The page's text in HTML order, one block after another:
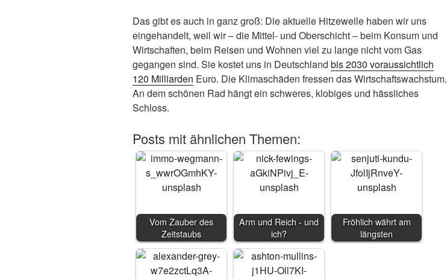
Das gibt es auch in ganz groß: Die aktuelle Hitzewelle haben wir uns
eingehandelt, weil wir – die Mittel- und Oberschicht – beim Konsum und
Wirtschaften, beim Reisen und Wohnen viel zu lange nicht vom Gas
gegangen sind. Sie kostet uns in Deutschland bis 2030 voraussichtlich
120 Milliarden Euro. Die Klimaschäden fressen das Wirtschaftswachstum.
An dem schönen Rad hängt ein schweres, klobiges und hässliches
Schloss.
Posts mit ähnlichen Themen:
Vom Zauber des
Zeitstaubs
Arm und Reich - und
ich?
Fröhlich währt am
längsten